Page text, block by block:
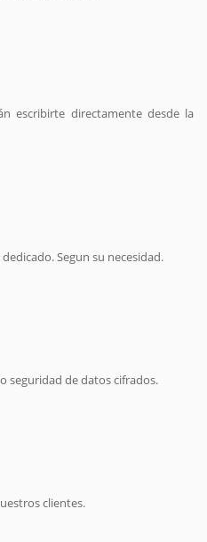
escribirte directamente desde la
Segun su necesidad.
seguridad de datos cifrados.
clientes.